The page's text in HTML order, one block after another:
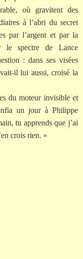
où gravitent des
à l’abri du secret
par l’argent et par la
le spectre de Lance
: dans ses visées
il lui aussi, croisé la
du moteur invisible et
un jour à Philippe
tu apprends que j’ai
crois rien. »